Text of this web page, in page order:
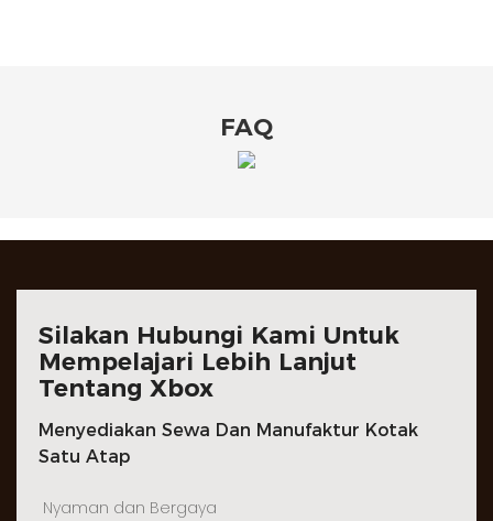
FAQ
Silakan Hubungi Kami Untuk
Mempelajari Lebih Lanjut
Tentang Xbox
Menyediakan Sewa Dan Manufaktur Kotak
Satu Atap
Nyaman dan Bergaya